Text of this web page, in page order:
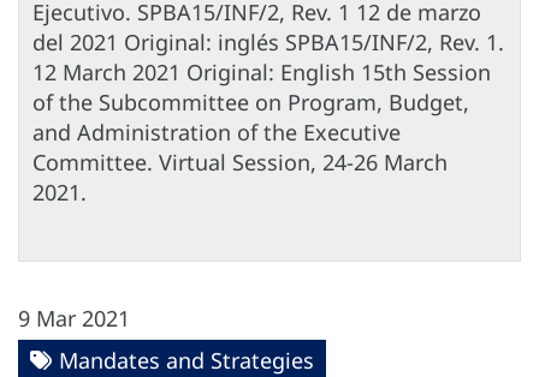
Ejecutivo. SPBA15/INF/2, Rev. 1 12 de marzo
del 2021 Original: inglés SPBA15/INF/2, Rev. 1.
12 March 2021 Original: English 15th Session
of the Subcommittee on Program, Budget,
and Administration of the Executive
Committee. Virtual Session, 24-26 March
2021.
9 Mar 2021
Mandates and Strategies